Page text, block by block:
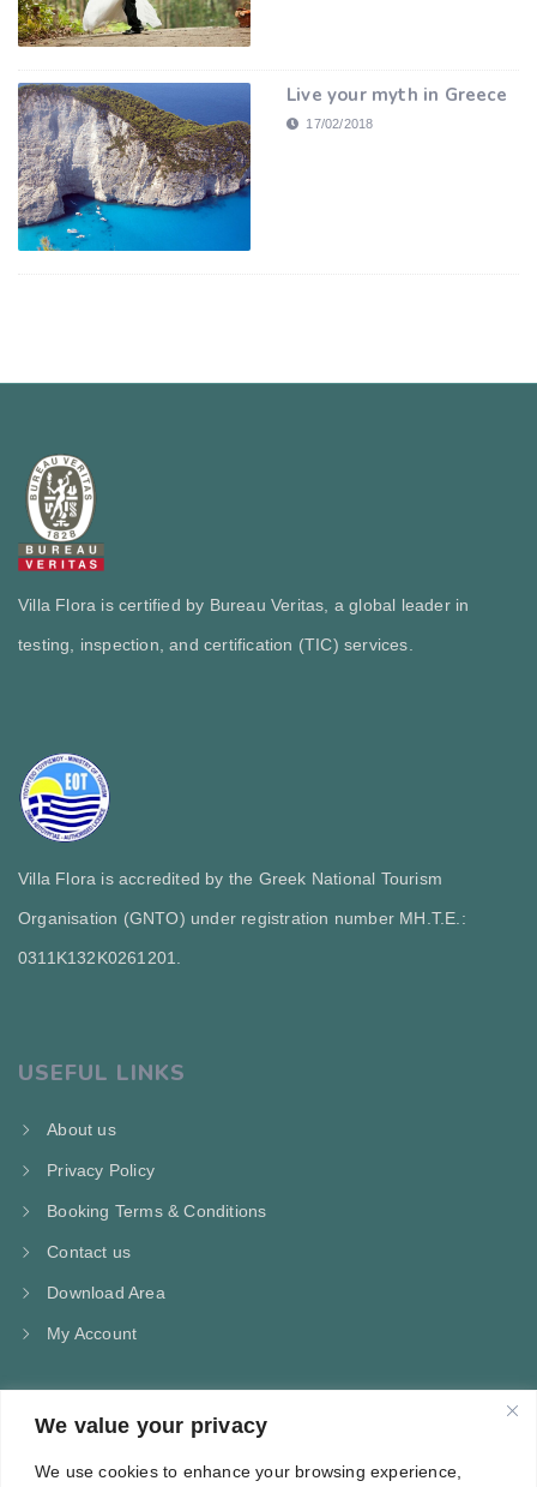
We value your privacy
We use cookies to enhance your browsing experience,
Live your myth in Greece
17/02/2018
Villa Flora is certified by Bureau Veritas, a global leader in
testing, inspection, and certification (TIC) services.
Villa Flora is accredited by the Greek National Tourism
Organisation (GNTO) under registration number MH.T.E.:
0311Κ132Κ0261201.
USEFUL LINKS
About us
Privacy Policy
Booking Terms & Conditions
Contact us
Download Area
My Account
CONTACT US